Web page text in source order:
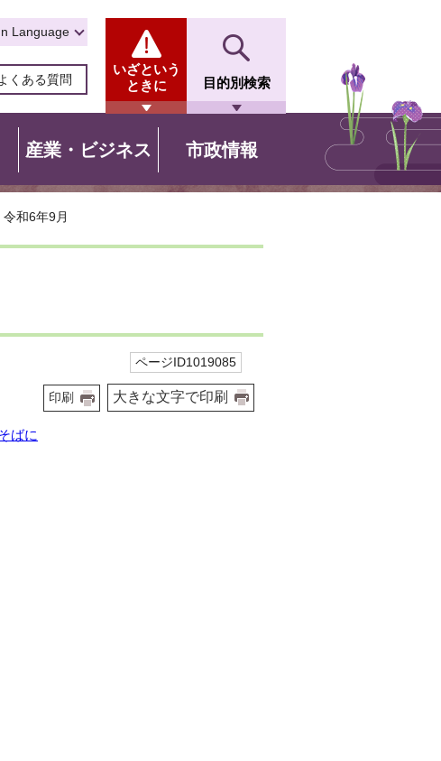
Language
くある質問
いざという
ときに
目的別検索
産業・ビジネス 市政情報
和6年9月
ページID1019085
印刷 大きな文字で印刷
ばに